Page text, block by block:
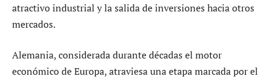
atractivo industrial y la salida de inversiones hacia otros
mercados.
Alemania, considerada durante décadas el motor
económico de Europa, atraviesa una etapa marcada por el